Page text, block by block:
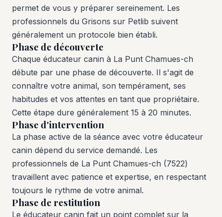
permet de vous y préparer sereinement. Les
professionnels du Grisons sur Petlib suivent
généralement un protocole bien établi.
Phase de découverte
Chaque éducateur canin à La Punt Chamues-ch
débute par une phase de découverte. Il s'agit de
connaître votre animal, son tempérament, ses
habitudes et vos attentes en tant que propriétaire.
Cette étape dure généralement 15 à 20 minutes.
Phase d'intervention
La phase active de la séance avec votre éducateur
canin dépend du service demandé. Les
professionnels de La Punt Chamues-ch (7522)
travaillent avec patience et expertise, en respectant
toujours le rythme de votre animal.
Phase de restitution
Le éducateur canin fait un point complet sur la